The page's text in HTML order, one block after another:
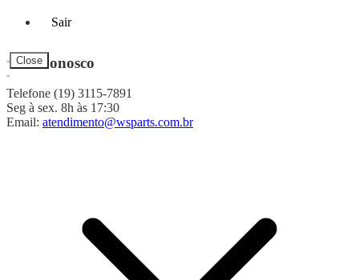
Sair
Close
Fale Conosco
Telefone (19) 3115-7891
Seg à sex. 8h às 17:30
Email: atendimento@wsparts.com.br